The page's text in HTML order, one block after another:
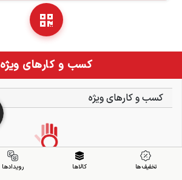
کسب و کارهای ویژه
کسب و کارهای ویژه
تخفیف ها کالاها رویدادها